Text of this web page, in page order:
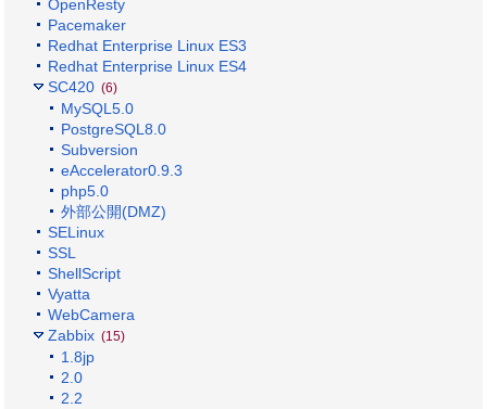
OpenResty
Pacemaker
Redhat Enterprise Linux ES3
Redhat Enterprise Linux ES4
SC420 (6)
MySQL5.0
PostgreSQL8.0
Subversion
eAccelerator0.9.3
php5.0
外部公開(DMZ)
SELinux
SSL
ShellScript
Vyatta
WebCamera
Zabbix (15)
1.8jp
2.0
2.2